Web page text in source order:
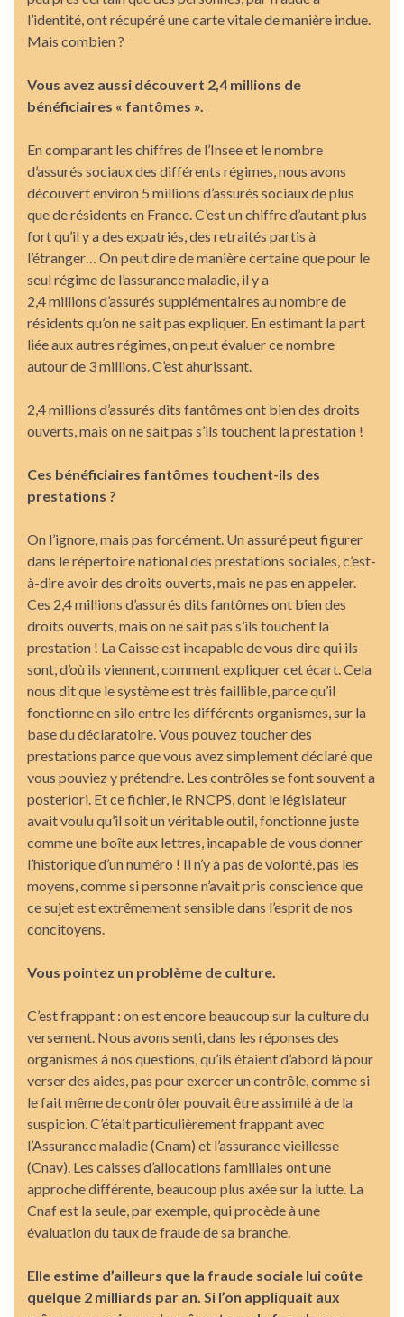
l’identité, ont récupéré une carte vitale de manière indue.
Mais combien ?
Vous avez aussi découvert 2,4 millions de
bénéficiaires « fantômes ».
En comparant les chiffres de l’Insee et le nombre
d’assurés sociaux des différents régimes, nous avons
découvert environ 5 millions d’assurés sociaux de plus
que de résidents en France. C’est un chiffre d’autant plus
fort qu’il y a des expatriés, des retraités partis à
l’étranger… On peut dire de manière certaine que pour le
seul régime de l’assurance maladie, il y a
2,4 millions d’assurés supplémentaires au nombre de
résidents qu’on ne sait pas expliquer. En estimant la part
liée aux autres régimes, on peut évaluer ce nombre
autour de 3 millions. C’est ahurissant.
2,4 millions d’assurés dits fantômes ont bien des droits
ouverts, mais on ne sait pas s’ils touchent la prestation !
Ces bénéficiaires fantômes touchent-ils des
prestations ?
On l’ignore, mais pas forcément. Un assuré peut figurer
dans le répertoire national des prestations sociales, c’est-
à-dire avoir des droits ouverts, mais ne pas en appeler.
Ces 2,4 millions d’assurés dits fantômes ont bien des
droits ouverts, mais on ne sait pas s’ils touchent la
prestation ! La Caisse est incapable de vous dire qui ils
sont, d’où ils viennent, comment expliquer cet écart. Cela
nous dit que le système est très faillible, parce qu’il
fonctionne en silo entre les différents organismes, sur la
base du déclaratoire. Vous pouvez toucher des
prestations parce que vous avez simplement déclaré que
vous pouviez y prétendre. Les contrôles se font souvent a
posteriori. Et ce fichier, le RNCPS, dont le législateur
avait voulu qu’il soit un véritable outil, fonctionne juste
comme une boîte aux lettres, incapable de vous donner
l’historique d’un numéro ! Il n’y a pas de volonté, pas les
moyens, comme si personne n’avait pris conscience que
ce sujet est extrêmement sensible dans l’esprit de nos
concitoyens.
Vous pointez un problème de culture.
C’est frappant : on est encore beaucoup sur la culture du
versement. Nous avons senti, dans les réponses des
organismes à nos questions, qu’ils étaient d’abord là pour
verser des aides, pas pour exercer un contrôle, comme si
le fait même de contrôler pouvait être assimilé à de la
suspicion. C’était particulièrement frappant avec
l’Assurance maladie (Cnam) et l’assurance vieillesse
(Cnav). Les caisses d’allocations familiales ont une
approche différente, beaucoup plus axée sur la lutte. La
Cnaf est la seule, par exemple, qui procède à une
évaluation du taux de fraude de sa branche.
Elle estime d’ailleurs que la fraude sociale lui coûte
quelque 2 milliards par an. Si l’on appliquait aux